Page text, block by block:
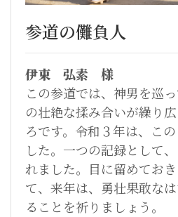
参道の儺負人
伊東 弘素 様
この参道では、神男を巡
の壮絶な揉み合いが繰り
ろです。令和３年は、こ
した。一つの記録として
れました。目に留めてお
て、来年は、勇壮果敢な
ることを祈りましょう。